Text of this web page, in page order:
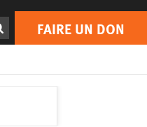
FAIRE UN DON